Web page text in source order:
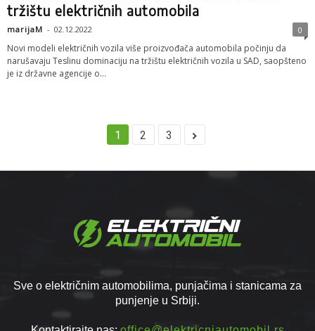
tržištu električnih automobila
marijaM - 02.12.2022 0
Novi modeli električnih vozila više proizvođača automobila počinju da
narušavaju Teslinu dominaciju na tržištu električnih vozila u SAD, saopšteno
je iz državne agencije o...
1 2 3
Sve o električnim automobilima, punjačima i stanicama za
punjenje u Srbiji.